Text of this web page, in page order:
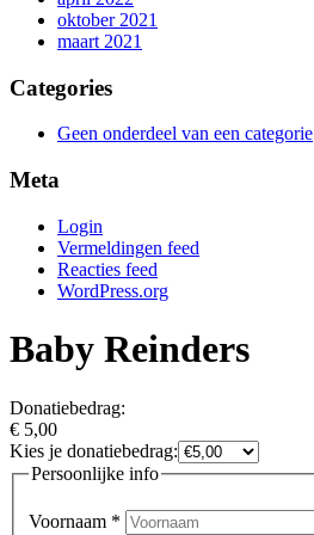
oktober 2021
maart 2021
Categories
Geen onderdeel van een categorie
Meta
Login
Vermeldingen feed
Reacties feed
WordPress.org
Baby Reinders
Donatiebedrag:
€ 5,00
Kies je donatiebedrag:
Persoonlijke info
Voornaam *